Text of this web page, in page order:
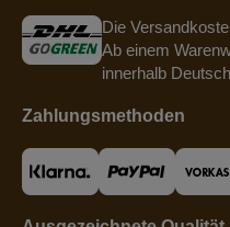
Die
Ab einem
innerhalb
Zahlungsmethoden